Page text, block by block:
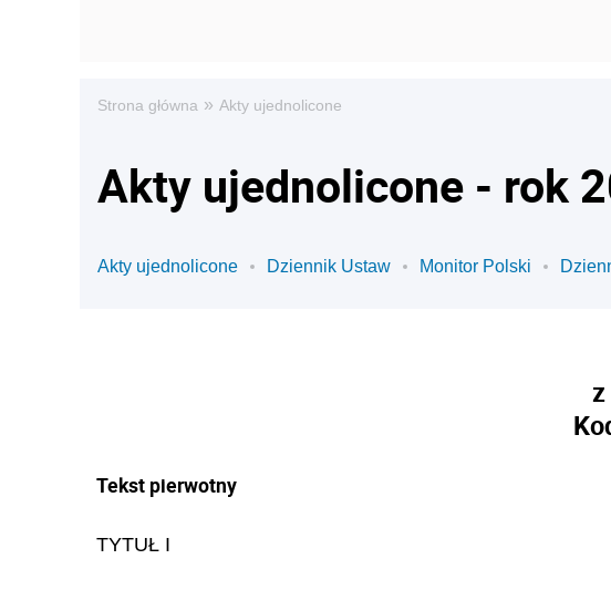
Strona główna » Akty ujednolicone
Akty ujednolicone - rok
Akty ujednolicone Dziennik Ustaw Monitor Polski
Tekst pierwotny
TYTUŁ I